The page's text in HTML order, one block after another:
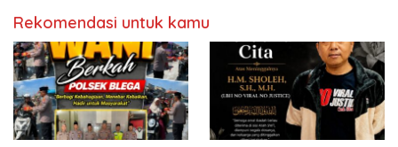
Rekomendasi untuk kamu